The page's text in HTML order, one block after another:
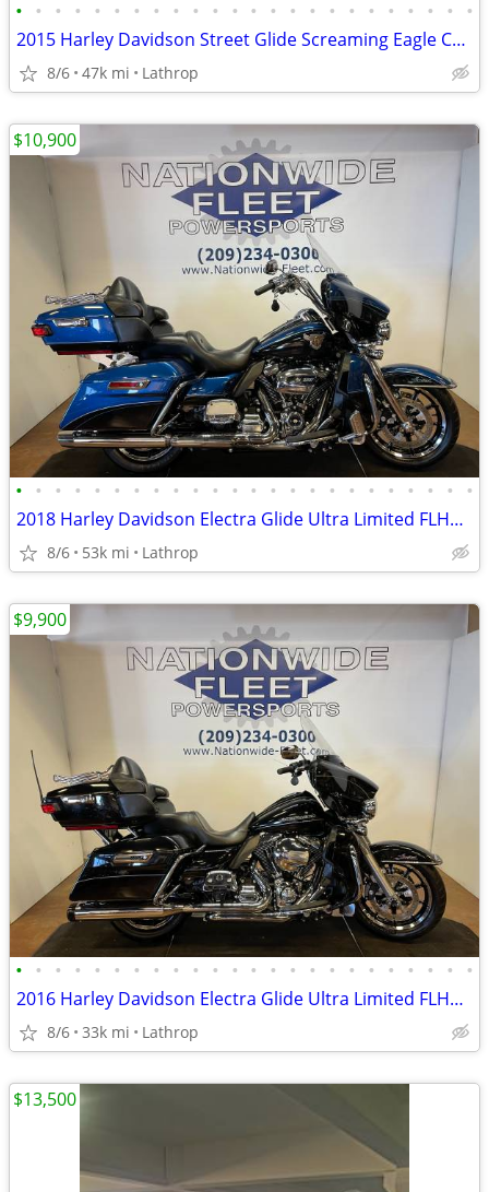
• • • • • • • • • • • • • • • • • • • • • • • •
2015 Harley Davidson Street Glide Screaming Eagle CVO FLHXSE Upgraded
8/6 47k mi Lathrop
• • • • • • • • • • • • • • • • • • • • • • • •
2018 Harley Davidson Electra Glide Ultra Limited FLHTK 107 Milwaukee E
8/6 53k mi Lathrop
$10,900
• • • • • • • • • • • • • • • • • • • • • • • •
2016 Harley Davidson Electra Glide Ultra Limited FLHTK 103 Touring Bag
8/6 33k mi Lathrop
$9,900
$13,500